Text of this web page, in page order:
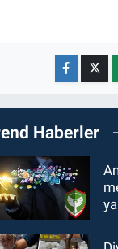
Haberler